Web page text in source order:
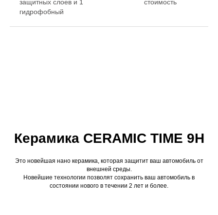
защитных слоев и 1
гидрофобный
стоимость
Керамика CERAMIC TIME 9H
Это новейшая нано керамика, которая защитит ваш автомобиль от
внешней среды.
Новейшие технологии позволят сохранить ваш автомобиль в
состоянии нового в течении 2 лет и более.